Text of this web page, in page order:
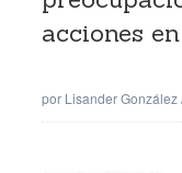
acciones
por Lisander González